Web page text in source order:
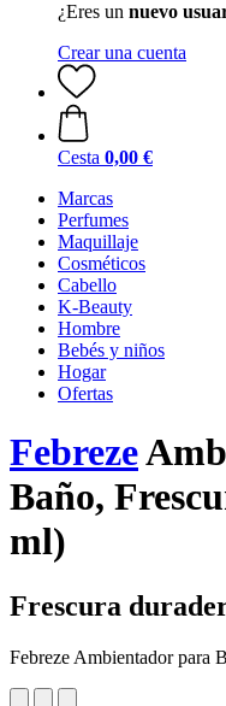
¿Eres un nuevo
Crear una cuenta
Cesta 0,00 €
Marcas
Perfumes
Maquillaje
Cosméticos
Cabello
K-Beauty
Hombre
Bebés y niños
Hogar
Ofertas
Febreze
Baño,
ml)
Frescura
Febreze Ambientador para